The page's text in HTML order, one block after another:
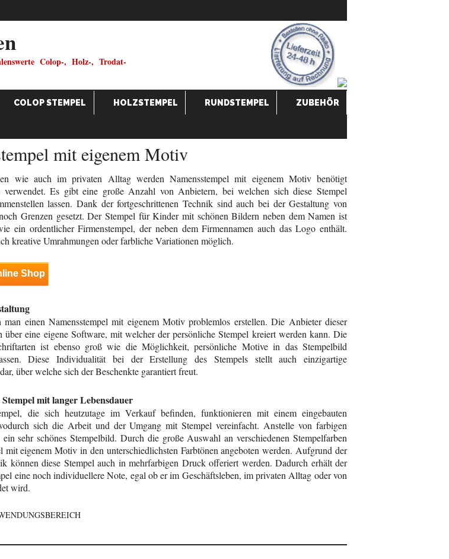
Colop-, Holz-, Trodat-
COLOP STEMPEL HOLZSTEMPEL RUNDSTEMPEL ZUBEHÖR
mit eigenem Motiv
wie auch im privaten Alltag werden Namensstempel mit eigenem Motiv benötigt
verwendet. Es gibt eine große Anzahl von Anbietern, bei welchen sich diese Stempel
lassen. Dank der fortgeschrittenen Technik sind auch bei der Gestaltung von
Grenzen gesetzt. Der Stempel für Kinder mit schönen Bildern neben dem Namen ist
ein ordentlicher Firmenstempel, der neben dem Firmennamen auch das Logo enthält.
kreative Umrahmungen oder farbliche Variationen möglich.
Shop
einen Namensstempel mit eigenem Motiv problemlos erstellen. Die Anbieter dieser
über eine eigene Software, mit welcher der persönliche Stempel kreiert werden kann. Die
ist ebenso groß wie die Möglichkeit, persönliche Motive in das Stempelbild
Diese Individualität bei der Erstellung des Stempels stellt auch einzigartige
über welche sich der Beschenkte garantiert freut.
mit langer Lebensdauer
die sich heutzutage im Verkauf befinden, funktionieren mit einem eingebauten
sich die Arbeit und der Umgang mit Stempel vereinfacht. Anstelle von farbigen
sehr schönes Stempelbild. Durch die große Auswahl an verschiedenen Stempelfarben
mit eigenem Motiv in den unterschiedlichsten Farbtönen angeboten werden. Aufgrund der
können diese Stempel auch in mehrfarbigen Druck offeriert werden. Dadurch erhält der
eine noch individuellere Note, egal ob er im Geschäftsleben, im privaten Alltag oder von
wird.